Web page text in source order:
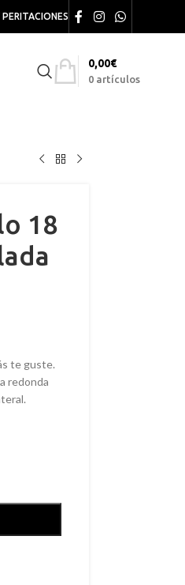
0 artículos
0,00€
18
te guste.
redonda